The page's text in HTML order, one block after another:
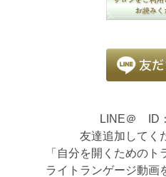
LINE＠ ID
友達追加してく
「自分を開くための
ライトランゲージ動画